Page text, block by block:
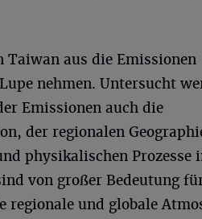
Taiwan aus die Emissionen
nehmen. Untersucht
Emissionen auch die
der regionalen
physikalischen Prozesse
von großer Bedeutung
regionale und globale